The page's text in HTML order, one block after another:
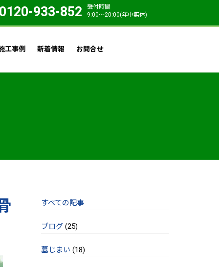
0120-933-852
受付時間
9:00〜20:00(年中無休)
工事例 新着情報 お問合せ
すべての記事
ブログ(25)
墓じまい (18)